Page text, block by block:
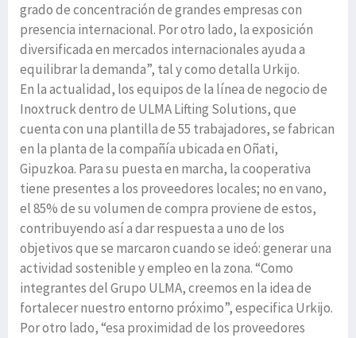
grado de concentración de grandes empresas con
presencia internacional. Por otro lado, la exposición
diversificada en mercados internacionales ayuda a
equilibrar la demanda”, tal y como detalla Urkijo.
En la actualidad, los equipos de la línea de negocio de
Inoxtruck dentro de ULMA Lifting Solutions, que
cuenta con una plantilla de 55 trabajadores, se fabrican
en la planta de la compañía ubicada en Oñati,
Gipuzkoa. Para su puesta en marcha, la cooperativa
tiene presentes a los proveedores locales; no en vano,
el 85% de su volumen de compra proviene de estos,
contribuyendo así a dar respuesta a uno de los
objetivos que se marcaron cuando se ideó: generar una
actividad sostenible y empleo en la zona. “Como
integrantes del Grupo ULMA, creemos en la idea de
fortalecer nuestro entorno próximo”, especifica Urkijo.
Por otro lado, “esa proximidad de los proveedores